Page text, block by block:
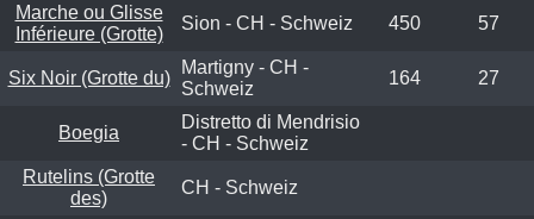
Marche ou Glisse
Inférieure (Grotte)
Sion - CH - Schweiz 450 57
Six Noir (Grotte du)
Martigny - CH -
Schweiz
164 27
Boegia
Distretto di Mendrisio
- CH - Schweiz
Rutelins (Grotte
des)
CH - Schweiz